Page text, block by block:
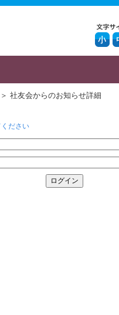
＞ 社友会からのお知らせ詳細
ださい